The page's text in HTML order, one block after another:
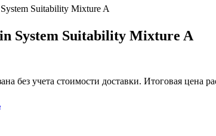
Suitability Mixture A
System Suitability Mixture A
без учета стоимости доставки. Итоговая цена